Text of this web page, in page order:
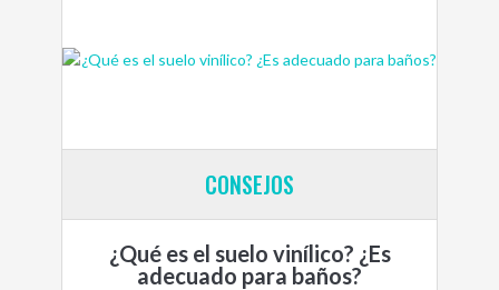
CONSEJOS
¿Qué es el suelo vinílico? ¿Es
adecuado para baños?